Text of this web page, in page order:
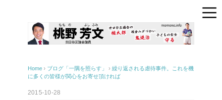
Home › ブログ「一隅を照らす」 › 繰り返される虐待事件。これを機
に多くの皆様が関心をお寄せ頂ければ
2015-10-28